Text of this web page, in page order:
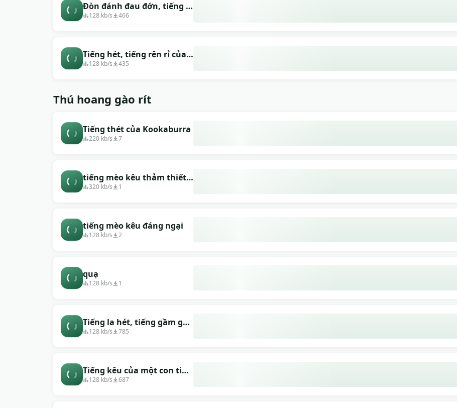
Đòn đánh đau đớn, tiếng la
hét128 kb/s 466
Tiếng hét, tiếng rên rỉ của
một người đàn ông.
128 kb/s 435
Thú hoang gào rít
Tiếng thét của Kookaburra
220 kb/s 7
tiếng mèo kêu thảm thiết,
tiếng kêu xé lòng của một
320 kb/s 1
tiếng mèo kêu đáng ngại
128 kb/s 2
quạ
128 kb/s 1
Tiếng la hét, tiếng gầm gừ
của hai con mèo
128 kb/s 785
Tiếng kêu của một con tinh
tinh.
128 kb/s 687